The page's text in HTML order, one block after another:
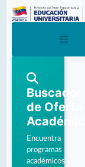
Buscador
de Oferta
Académica
Encuentra
programas
académicos